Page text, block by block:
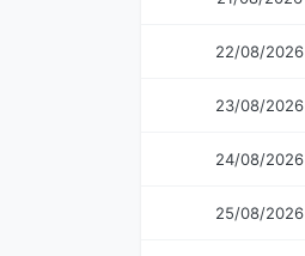
22/08/2026
23/08/2026
24/08/2026
25/08/2026